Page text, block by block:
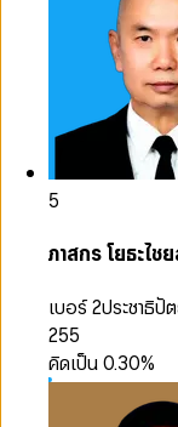
5
ภาสกร โยธะไช
เบอร์ 2ประชาธิปั
255
คิดเป็น0.30%